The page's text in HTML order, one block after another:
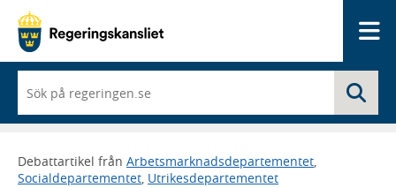
du
börjar
skriva
framträder
en
Debattartikel från Arbetsmarknadsdepartementet,
Socialdepartementet, Utrikesdepartementet